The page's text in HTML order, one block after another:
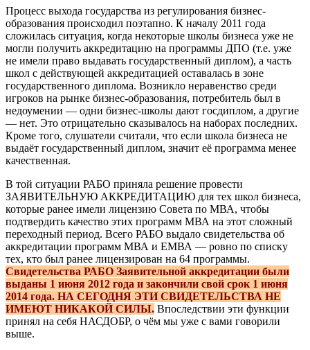
Процесс выхода государства из регулирования бизнес-
образования происходил поэтапно. К началу 2011 года
сложилась ситуация, когда некоторые школы бизнеса уже не
могли получить аккредитацию на программы ДПО (т.е. уже
не имели право выдавать государственный диплом), а часть
школ с действующей аккредитацией оставалась в зоне
государственного диплома. Возникло неравенство среди
игроков на рынке бизнес-образования, потребитель был в
недоумении — одни бизнес-школы дают госдиплом, а другие
— нет. Это отрицательно сказывалось на наборах последних.
Кроме того, слушатели считали, что если школа бизнеса не
выдаёт государственный диплом, значит её программа менее
качественная.
В той ситуации РАБО приняла решение провести
ЗАЯВИТЕЛЬНУЮ АККРЕДИТАЦИЮ для тех школ бизнеса,
которые ранее имели лицензию Совета по МВА, чтобы
подтвердить качество этих программ МВА на этот сложный
переходный период. Всего РАБО выдало свидетельства об
аккредитации программ МВА и ЕМВА — ровно по списку
тех, кто был ранее лицензирован на 64 программы.
Свидетельства РАБО Заявительной аккредитации были
выданы 1 июня 2012 года и закончили свой срок 1 июня
2014 года. НА СЕГОДНЯ ЭТИ СВИДЕТЕЛЬСТВА НЕ
ИМЕЮТ НИКАКОЙ СИЛЫ. Впоследствии эти функции
принял на себя НАСДОБР, о чём мы уже с вами говорили
выше.